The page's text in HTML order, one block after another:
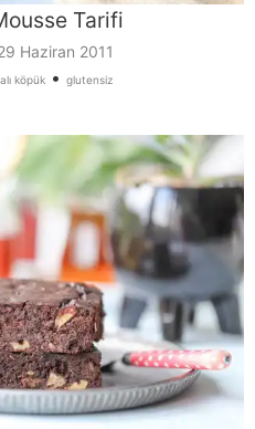
Tarifi
Haziran 2011
köpük • glutensiz